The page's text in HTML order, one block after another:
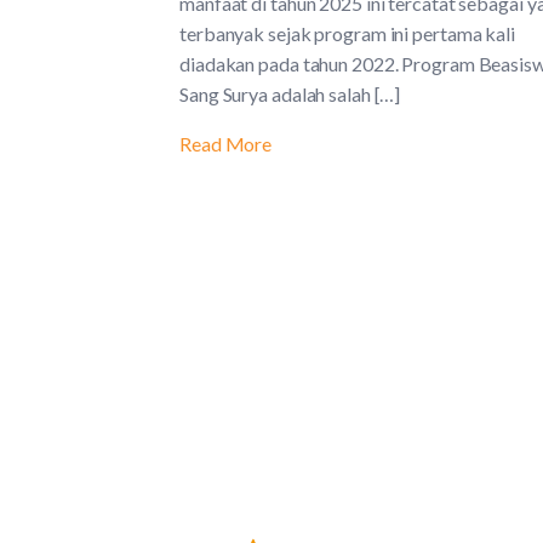
terbanyak sejak program ini pertama kali
diadakan pada tahun 2022. Program
Sang Surya adalah salah […]
Read More